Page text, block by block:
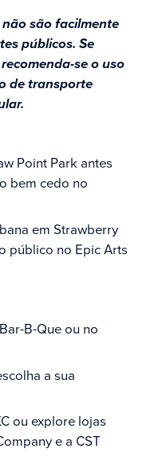
são facilmente
públicos. Se
se o uso
de transporte
Point Park antes
bem cedo no
em Strawberry
público no Epic Arts
B-Que ou no
a sua
ou explore lojas
e a CST